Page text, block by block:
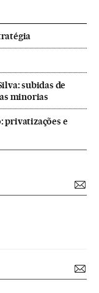
subidas de
minorias
privatizações e